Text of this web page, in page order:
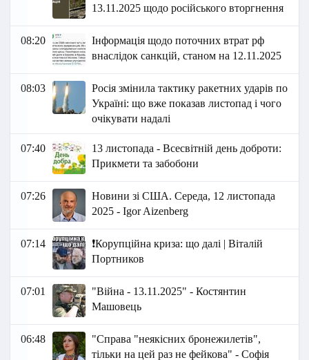
13.11.2025 щодо російського вторгнення
08:20
Інформація щодо поточних втрат рф
внаслідок санкцій, станом на 12.11.2025
08:03
Росія змінила тактику ракетних ударів по
Україні: що вже показав листопад і чого
очікувати надалі
07:40
13 листопада - Всесвітній день доброти:
Прикмети та забобони
07:26
Новини зі США. Середа, 12 листопада
2025 - Igor Aizenberg
07:14
❗️Корупційна криза: що далі | Віталій
Портников
07:01
"Війна - 13.11.2025" - Костянтин
Машовець
06:48
"Справа "неякісних бронежилетів",
тільки на цей раз не фейкова" - Софія